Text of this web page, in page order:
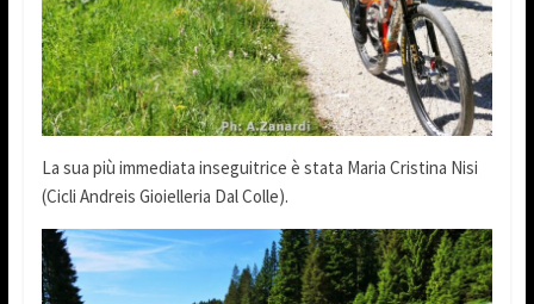
La sua più immediata inseguitrice è stata Maria Cristina Nisi
(Cicli Andreis Gioielleria Dal Colle).